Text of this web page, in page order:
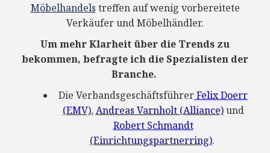
Möbelhandels treffen auf wenig vorbereitete
Verkäufer und Möbelhändler.
Um mehr Klarheit über die Trends zu
bekommen, befragte ich die Spezialisten der
Branche.
Die VerbandsgeschäftsführerFelix Doerr
(EMV), Andreas Varnholt (Alliance)und
Robert Schmandt
(Einrichtungspartnerring).